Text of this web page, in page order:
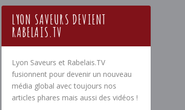
LYON SAVEURS DEVIENT
RABELAIS.TV
Lyon Saveurs et Rabelais.TV
fusionnent pour devenir un nouveau
média global avec toujours nos
articles phares mais aussi des vidéos !